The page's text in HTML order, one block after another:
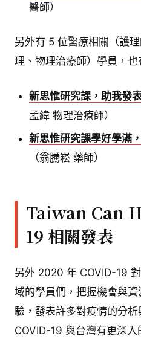
醫師）
另外有 5 位醫療相關（護
理、物理治療師）學員，也
新思惟研究課，助我發
孟緯 物理治療師）
新思惟研究課學好學滿
（翁騰崧 藥師）
Taiwan Can
19 相關發表
另外 2020 年 COVID-19
域的學員們，把握機會與
驗，發表許多對疫情的分
COVID-19 與台灣有更深入